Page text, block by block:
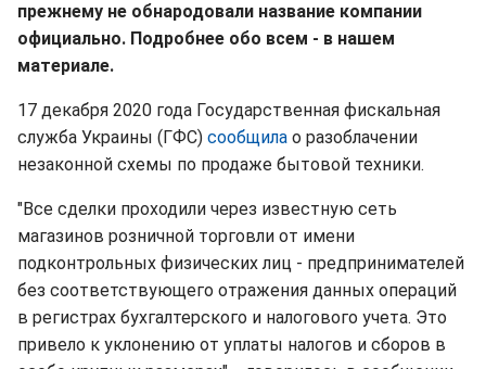
прежнему не обнародовали название компании
официально. Подробнее обо всем - в нашем
материале.
17 декабря 2020 года Государственная фискальная
служба Украины (ГФС) сообщила о разоблачении
незаконной схемы по продаже бытовой техники.
"Все сделки проходили через известную сеть
магазинов розничной торговли от имени
подконтрольных физических лиц - предпринимателей
без соответствующего отражения данных операций
в регистрах бухгалтерского и налогового учета. Это
привело к уклонению от уплаты налогов и сборов в